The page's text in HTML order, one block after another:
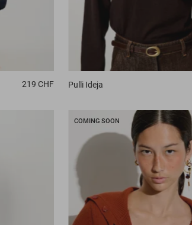
219 CHF Pulli Ideja
COMING SOON